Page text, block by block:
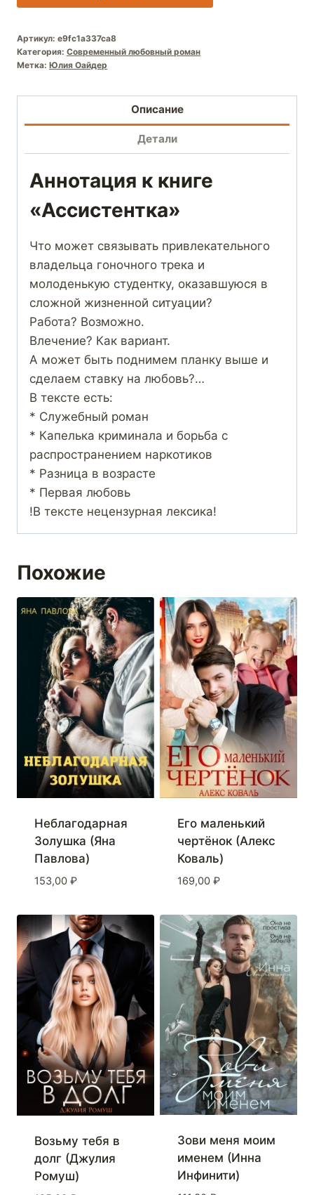
Артикул: e9fc1a337ca8
Категория: Современный любовный роман
Метка: Юлия Оайдер
Описание
Детали
Аннотация к книге
«Ассистентка»
Что может связывать привлекательного
владельца гоночного трека и
молоденькую студентку, оказавшуюся в
сложной жизненной ситуации?
Работа? Возможно.
Влечение? Как вариант.
А может быть поднимем планку выше и
сделаем ставку на любовь?…
В тексте есть:
* Служебный роман
* Капелька криминала и борьба с
распространением наркотиков
* Разница в возрасте
* Первая любовь
!В тексте нецензурная лексика!
Похожие
Неблагодарная
Золушка (Яна
Павлова)
153,00 ₽
Его маленький
чертёнок (Алекс
Коваль)
169,00 ₽
Возьму тебя в
долг (Джулия
Ромуш)
Зови меня моим
именем (Инна
Инфинити)